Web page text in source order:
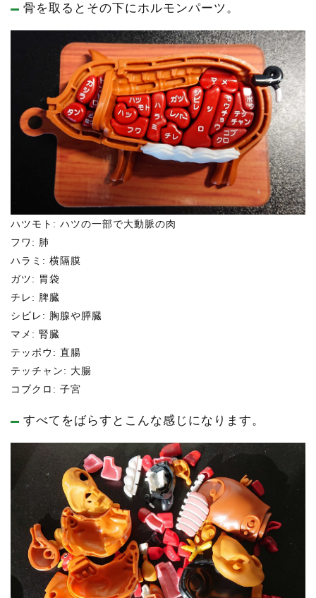
骨を取るとその下にホルモンパーツ。
ハツモト: ハツの一部で大動脈の肉
フワ: 肺
ハラミ: 横隔膜
ガツ: 胃袋
チレ: 脾臓
シビレ: 胸腺や膵臓
マメ: 腎臓
テッポウ: 直腸
テッチャン: 大腸
コブクロ: 子宮
すべてをばらすとこんな感じになります。